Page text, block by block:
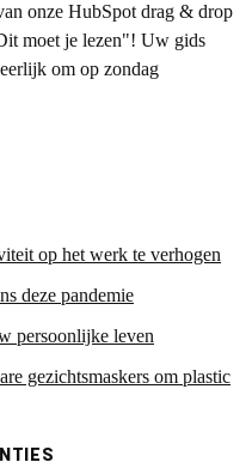
onze HubSpot drag & drop
moet je lezen"! Uw gids
om op zondag
op het werk te verhogen
deze pandemie
persoonlijke leven
gezichtsmaskers om plastic